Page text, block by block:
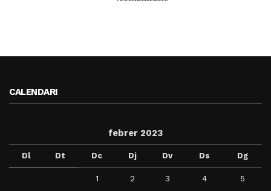
CALENDARI
febrer 2023
Dl Dt Dc Dj Dv Ds Dg
1 2 3 4 5